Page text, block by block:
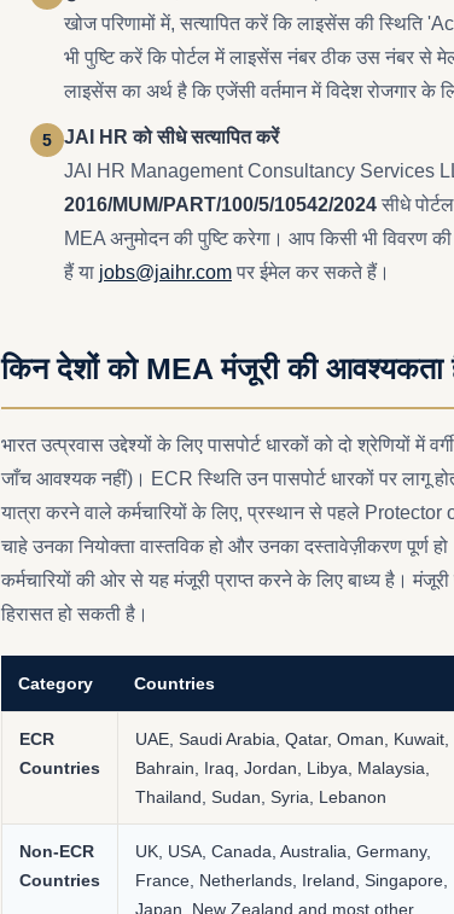
खोज परिणामों में, सत्यापित करें कि लाइसेंस की स्थिति
भी पुष्टि करें कि पोर्टल में लाइसेंस नंबर ठीक उस नंबर से
लाइसेंस का अर्थ है कि एजेंसी वर्तमान में विदेश रोजगार के
JAI HR को सीधे सत्यापित करें
JAI HR Management Consultancy Services
2016/MUM/PART/100/5/10542/2024 सीधे
MEA अनुमोदन की पुष्टि करेगा। आप किसी भी
हैं या jobs@jaihr.com पर ईमेल कर सकते हैं।
किन देशों को MEA मंजूरी की
भारत उत्प्रवास उद्देश्यों के लिए पासपोर्ट धारकों को दो
जाँच आवश्यक नहीं)। ECR स्थिति उन पासपोर्ट धारकों पर लागू
यात्रा करने वाले कर्मचारियों के लिए, प्रस्थान से पहले
चाहे उनका नियोक्ता वास्तविक हो और उनका दस्तावेज़ीकरण पूर्ण
कर्मचारियों की ओर से यह मंजूरी प्राप्त करने के लिए बाध्य है।
हिरासत हो सकती है।
Category Countries
ECR
Countries
UAE, Saudi Arabia, Qatar, Oman, Kuwait,
Bahrain, Iraq, Jordan, Libya, Malaysia,
Thailand, Sudan, Syria, Lebanon
Non-ECR
Countries
UK, USA, Canada, Australia, Germany,
France, Netherlands, Ireland, Singapore,
Japan, New Zealand and most other